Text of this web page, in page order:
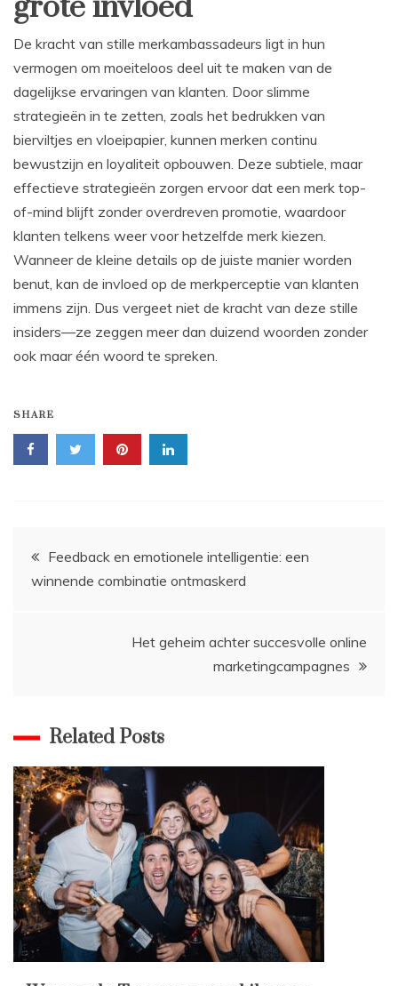
De kracht van stille merkambassadeurs ligt in hun
vermogen om moeiteloos deel uit te maken van de
dagelijkse ervaringen van klanten. Door slimme
strategieën in te zetten, zoals het bedrukken van
bierviltjes en vloeipapier, kunnen merken continu
bewustzijn en loyaliteit opbouwen. Deze subtiele, maar
effectieve strategieën zorgen ervoor dat een merk top-
of-mind blijft zonder overdreven promotie, waardoor
klanten telkens weer voor hetzelfde merk kiezen.
Wanneer de kleine details op de juiste manier worden
benut, kan de invloed op de merkperceptie van klanten
immens zijn. Dus vergeet niet de kracht van deze stille
insiders—ze zeggen meer dan duizend woorden zonder
ook maar één woord te spreken.
SHARE
Bericht
navigatie
Feedback en emotionele intelligentie: een
winnende combinatie ontmaskerd
Het geheim achter succesvolle online
marketingcampagnes
Related Posts